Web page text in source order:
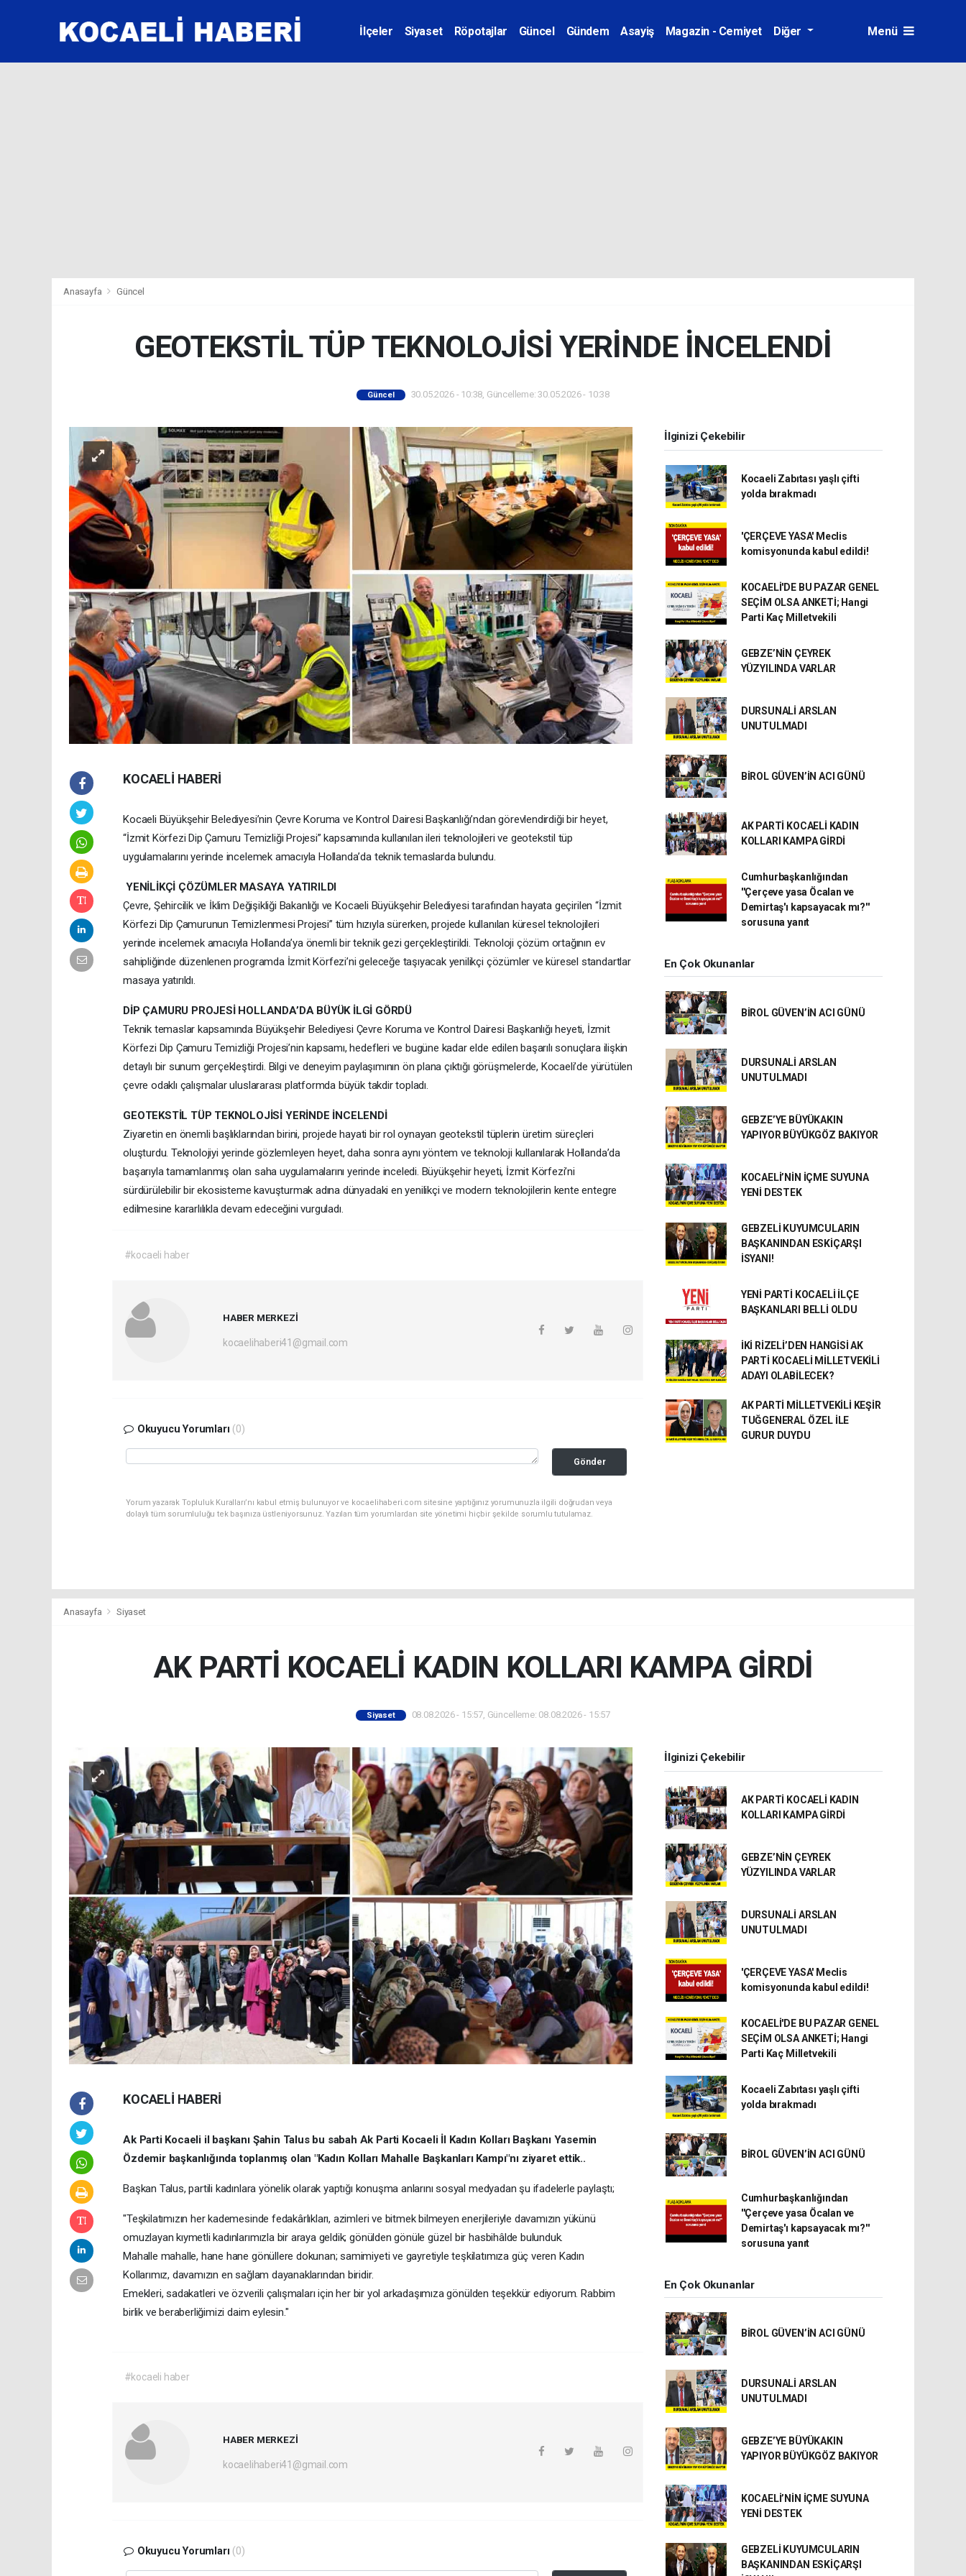
İlçeler Siyaset Röpotajlar Güncel Gündem Asayiş Magazin - Cemiyet Diğer Menü
Anasayfa Güncel
GEOTEKSTİL TÜP TEKNOLOJİSİ YERİNDE İNCELENDİ
Güncel 30.05.2026 - 10:38, Güncelleme: 30.05.2026 - 10:38
KOCAELİ HABERİ
Kocaeli Büyükşehir Belediyesi’nin Çevre Koruma ve Kontrol Dairesi Başkanlığı’ndan görevlendirdiği bir heyet,
“İzmit Körfezi Dip Çamuru Temizliği Projesi” kapsamında kullanılan ileri teknolojileri ve geotekstil tüp
uygulamalarını yerinde incelemek amacıyla Hollanda’da teknik temaslarda bulundu.
YENİLİKÇİ ÇÖZÜMLER MASAYA YATIRILDI
Çevre, Şehircilik ve İklim Değişikliği Bakanlığı ve Kocaeli Büyükşehir Belediyesi tarafından hayata geçirilen “İzmit
Körfezi Dip Çamurunun Temizlenmesi Projesi” tüm hızıyla sürerken, projede kullanılan küresel teknolojileri
yerinde incelemek amacıyla Hollanda’ya önemli bir teknik gezi gerçekleştirildi. Teknoloji çözüm ortağının ev
sahipliğinde düzenlenen programda İzmit Körfezi’ni geleceğe taşıyacak yenilikçi çözümler ve küresel standartlar
masaya yatırıldı.
DİP ÇAMURU PROJESİ HOLLANDA’DA BÜYÜK İLGİ GÖRDÜ
Teknik temaslar kapsamında Büyükşehir Belediyesi Çevre Koruma ve Kontrol Dairesi Başkanlığı heyeti, İzmit
Körfezi Dip Çamuru Temizliği Projesi’nin kapsamı, hedefleri ve bugüne kadar elde edilen başarılı sonuçlara ilişkin
detaylı bir sunum gerçekleştirdi. Bilgi ve deneyim paylaşımının ön plana çıktığı görüşmelerde, Kocaeli’de yürütülen
çevre odaklı çalışmalar uluslararası platformda büyük takdir topladı.
GEOTEKSTİL TÜP TEKNOLOJİSİ YERİNDE İNCELENDİ
Ziyaretin en önemli başlıklarından birini, projede hayati bir rol oynayan geotekstil tüplerin üretim süreçleri
oluşturdu. Teknolojiyi yerinde gözlemleyen heyet, daha sonra aynı yöntem ve teknoloji kullanılarak Hollanda’da
başarıyla tamamlanmış olan saha uygulamalarını yerinde inceledi. Büyükşehir heyeti, İzmit Körfezi’ni
sürdürülebilir bir ekosisteme kavuşturmak adına dünyadaki en yenilikçi ve modern teknolojilerin kente entegre
edilmesine kararlılıkla devam edeceğini vurguladı.
#kocaeli haber
HABER MERKEZİ
kocaelihaberi41@gmail.com
Okuyucu Yorumları (0)
Gönder
Yorum yazarak Topluluk Kuralları’nı kabul etmiş bulunuyor ve kocaelihaberi.com sitesine yaptığınız yorumunuzla ilgili doğrudan veya
dolaylı tüm sorumluluğu tek başınıza üstleniyorsunuz. Yazılan tüm yorumlardan site yönetimi hiçbir şekilde sorumlu tutulamaz.
İlginizi Çekebilir
Kocaeli Zabıtası yaşlı çifti
yolda bırakmadı
'ÇERÇEVE YASA' Meclis
komisyonunda kabul edildi!
KOCAELİ'DE BU PAZAR GENEL
SEÇİM OLSA ANKETİ; Hangi
Parti Kaç Milletvekili
GEBZE’NİN ÇEYREK
YÜZYILINDA VARLAR
DURSUNALİ ARSLAN
UNUTULMADI
BİROL GÜVEN’İN ACI GÜNÜ
AK PARTİ KOCAELİ KADIN
KOLLARI KAMPA GİRDİ
Cumhurbaşkanlığından
''Çerçeve yasa Öcalan ve
Demirtaş'ı kapsayacak mı?''
sorusuna yanıt
En Çok Okunanlar
BİROL GÜVEN’İN ACI GÜNÜ
DURSUNALİ ARSLAN
UNUTULMADI
GEBZE’YE BÜYÜKAKIN
YAPIYOR BÜYÜKGÖZ BAKIYOR
KOCAELİ’NİN İÇME SUYUNA
YENİ DESTEK
GEBZELİ KUYUMCULARIN
BAŞKANINDAN ESKİÇARŞI
İSYANI!
YENİ PARTİ KOCAELİ İLÇE
BAŞKANLARI BELLİ OLDU
İKİ RİZELİ’DEN HANGİSİ AK
PARTİ KOCAELİ MİLLETVEKİLİ
ADAYI OLABİLECEK?
AK PARTİ MİLLETVEKİLİ KEŞİR
TUĞGENERAL ÖZEL İLE
GURUR DUYDU
Anasayfa Siyaset
AK PARTİ KOCAELİ KADIN KOLLARI KAMPA GİRDİ
Siyaset 08.08.2026 - 15:57, Güncelleme: 08.08.2026 - 15:57
KOCAELİ HABERİ
Ak Parti Kocaeli il başkanı Şahin Talus bu sabah Ak Parti Kocaeli İl Kadın Kolları Başkanı Yasemin
Özdemir başkanlığında toplanmış olan "Kadın Kolları Mahalle Başkanları Kampı"nı ziyaret ettik..
Başkan Talus, partili kadınlara yönelik olarak yaptığı konuşma anlarını sosyal medyadan şu ifadelerle paylaştı;
"Teşkilatımızın her kademesinde fedakârlıkları, azimleri ve bitmek bilmeyen enerjileriyle davamızın yükünü
omuzlayan kıymetli kadınlarımızla bir araya geldik; gönülden gönüle güzel bir hasbihâlde bulunduk.
Mahalle mahalle, hane hane gönüllere dokunan; samimiyeti ve gayretiyle teşkilatımıza güç veren Kadın
Kollarımız, davamızın en sağlam dayanaklarından biridir.
Emekleri, sadakatleri ve özverili çalışmaları için her bir yol arkadaşımıza gönülden teşekkür ediyorum. Rabbim
birlik ve beraberliğimizi daim eylesin."
#kocaeli haber
HABER MERKEZİ
kocaelihaberi41@gmail.com
Okuyucu Yorumları (0)
İlginizi Çekebilir
AK PARTİ KOCAELİ KADIN
KOLLARI KAMPA GİRDİ
GEBZE’NİN ÇEYREK
YÜZYILINDA VARLAR
DURSUNALİ ARSLAN
UNUTULMADI
'ÇERÇEVE YASA' Meclis
komisyonunda kabul edildi!
KOCAELİ'DE BU PAZAR GENEL
SEÇİM OLSA ANKETİ; Hangi
Parti Kaç Milletvekili
Kocaeli Zabıtası yaşlı çifti
yolda bırakmadı
BİROL GÜVEN’İN ACI GÜNÜ
Cumhurbaşkanlığından
''Çerçeve yasa Öcalan ve
Demirtaş'ı kapsayacak mı?''
sorusuna yanıt
En Çok Okunanlar
BİROL GÜVEN’İN ACI GÜNÜ
DURSUNALİ ARSLAN
UNUTULMADI
GEBZE’YE BÜYÜKAKIN
YAPIYOR BÜYÜKGÖZ BAKIYOR
KOCAELİ’NİN İÇME SUYUNA
YENİ DESTEK
GEBZELİ KUYUMCULARIN
BAŞKANINDAN ESKİÇARŞI